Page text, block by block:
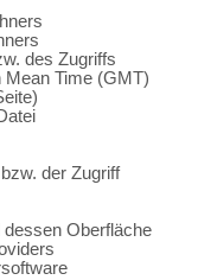
des Zugriffs
Time (GMT)
der Zugriff
Oberfläche